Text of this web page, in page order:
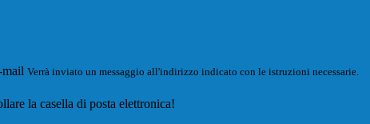
Verrà inviato un messaggio all'indirizzo indicato con le istruzioni necessarie.
la casella di posta elettronica!